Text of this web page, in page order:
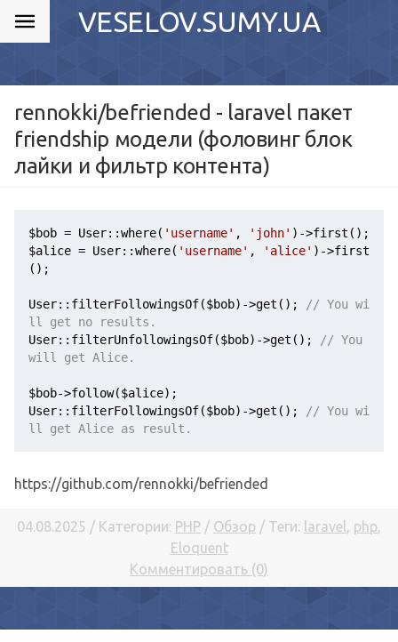
VESELOV.SUMY.UA
rennokki/befriended - laravel пакет
friendship модели (фоловинг блок
лайки и фильтр контента)
$bob = User::where( 'username' , 'john'
$alice = User::where( 'username' , 'alice' )->first
();
User::filterFollowingsOf($bob)->get();
// You wi
ll get no results.
User::filterUnfollowingsOf($bob)->get();
// You
will get Alice.
$bob->follow($alice);
User::filterFollowingsOf($bob)->get();
// You wi
ll get Alice as result.
https://github.com/rennokki/befriended
04.08.2025 / Категории: PHP / Обзор / Теги: laravel , php,
Eloquent
Комментировать (0)